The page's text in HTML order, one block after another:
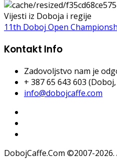
Vijesti iz Doboja i regije
11th Doboj Open
Kontakt Info
Zadovoljstvo nam je
+ 387 65 643 603
info@dobojcaffe.com
DobojCaffe.Com ©2007-